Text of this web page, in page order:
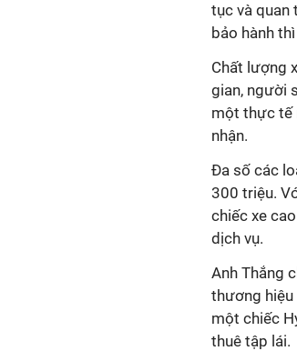
tục và quan
bảo hành
Chất lượng
gian, người
một thực tế
nhận.
Đa số các
300 triệu.
chiếc xe
dịch vụ.
Anh Thắng
thương hiệu
một chiếc
thuê tập lái.